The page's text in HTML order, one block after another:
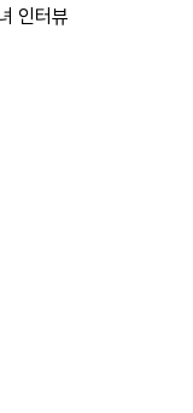
인터뷰